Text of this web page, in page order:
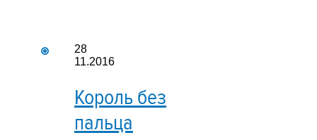
28
11.2016
Король без
пальца